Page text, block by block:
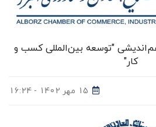
"توسعه بین‌المللی کسب و
کار"
15 مهر 1402 - 16:24